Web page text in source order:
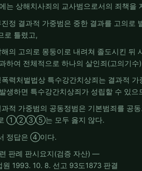
는 상해치사죄의 교사범으로서의 죄책
정 결과적 가중범은 중한 결과를 고의로
로 틀렸고,
의 고의로 몽둥이로 내려쳐 졸도시킨 뒤
하여 전체적으로 하나의 살인죄(고의기
력처벌법상 특수강간치상죄는 결과적 가
생하면 특수강간치상죄가 성립할 수 있
적 가중범의 공동정범은 기본범죄를 공
①②③⑤는 모두 옳지 않다.
정답은 ④이다.
판례 판시요지(검증 자산) ―
원 1993. 10. 8. 선고 93도1873 판결